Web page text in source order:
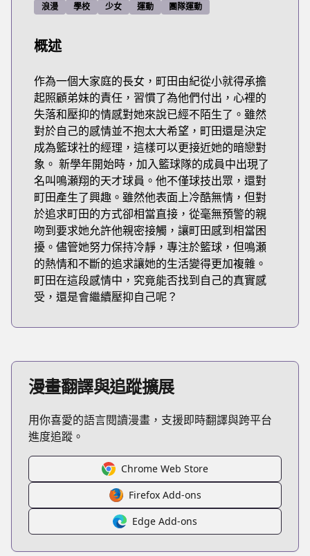
浪漫 學校 少女 運動 團隊運動
概述
作為一個大家庭的長女，町田由紀從小就得承擔
起照顧弟妹的責任，習慣了為他們付出，心裡的
失落和壓抑的情感對她來說已經不陌生了。雖然
對於自己的感情並不抱太大希望，町田還是決定
成為籃球社的經理，這樣可以更接近她的暗戀對
象。 新學年開始時，加入籃球隊的成員中出現了
名叫鳴瀬翔的天才球員。他不僅球技出眾，還對
町田產生了興趣。雖然他表面上冷酷無情，但對
於追求町田的方式卻相當直接，從毫無預警的親
吻到要求她允許他親密接觸，讓町田感到相當困
擾。儘管她努力保持冷靜，專注於籃球，但鳴瀬
的熱情和不斷的追求讓她的生活變得更加複雜。
町田在這段感情中，究竟能否找到自己的真實感
受，還是會繼續壓抑自己呢？
漫畫翻譯與追蹤擴展
用你喜愛的語言閱讀漫畫，支援即時翻譯與跨平台
進度追蹤。
Chrome Web Store
Firefox Add-ons
Edge Add-ons